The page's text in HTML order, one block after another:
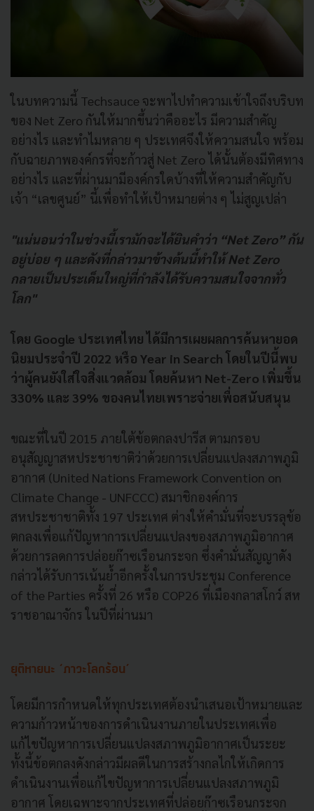
ในบทความนี้ Techsauce จะพาไปทำความเข้าใจถึงบริบท
ของ Net Zero กันให้มากขึ้นว่าคืออะไร มีความสำคัญ
อย่างไร และทำไมหลาย ๆ ประเทศจึงให้ความสนใจ พร้อม
กับฉายภาพองค์กรที่จะก้าวสู่ Net Zero ได้นั้นต้องมีทิศทาง
อย่างไร และที่ผ่านมามีองค์กรใดบ้างที่ให้ความสำคัญกับ
เจ้า “เลขศูนย์” นี้เพื่อทำให้เป้าหมายต่าง ๆ ไม่สูญเปล่า
"แน่นอนว่าในช่วงนี้เรามักจะได้ยินคำว่า “Net Zero” กัน
อยู่บ่อย ๆ และดังที่กล่าวมาข้างต้นนี้ทำให้ Net Zero
กลายเป็นประเด็นใหญ่ที่กำลังได้รับความสนใจจากทั่ว
โลก"
โดย Google ประเทศไทย ได้มีการเผยผลการค้นหายอด
นิยมประจำปี 2022 หรือ Year in Search โดยในปีนี้พบ
ว่าผู้คนยังใส่ใจสิ่งแวดล้อม โดยค้นหา Net-Zero เพิ่มขึ้น
330% และ 39% ของคนไทยเพราะจ่ายเพื่อสนับสนุน
ขณะที่ในปี 2015 ภายใต้ข้อตกลงปารีส ตามกรอบ
อนุสัญญาสหประชาชาติว่าด้วยการเปลี่ยนแปลงสภาพภูมิ
อากาศ (United Nations Framework Convention on
Climate Change - UNFCCC) สมาชิกองค์การ
สหประชาชาติทั้ง 197 ประเทศ ต่างให้คำมั่นที่จะบรรลุข้อ
ตกลงเพื่อแก้ปัญหาการเปลี่ยนแปลงของสภาพภูมิอากาศ
ด้วยการลดการปล่อยก๊าซเรือนกระจก ซึ่งคำมั่นสัญญาดัง
กล่าวได้รับการเน้นย้ำอีกครั้งในการประชุม Conference
of the Parties ครั้งที่ 26 หรือ COP26 ที่เมืองกลาสโกว์ สห
ราชอาณาจักร ในปีที่ผ่านมา
ยุติหายนะ ‘ภาวะโลกร้อน’
โดยมีการกำหนดให้ทุกประเทศต้องนำเสนอเป้าหมายและ
ความก้าวหน้าของการดำเนินงานภายในประเทศเพื่อ
แก้ไขปัญหาการเปลี่ยนแปลงสภาพภูมิอากาศเป็นระยะ
ทั้งนี้ข้อตกลงดังกล่าวมีผลดีในการสร้างกลไกให้เกิดการ
ดำเนินงานเพื่อแก้ไขปัญหาการเปลี่ยนแปลงสภาพภูมิ
อากาศ โดยเฉพาะจากประเทศที่ปล่อยก๊าซเรือนกระจก